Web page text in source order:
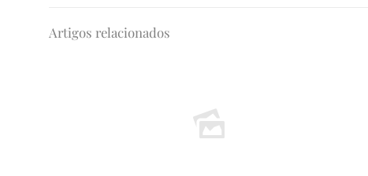
Artigos relacionados